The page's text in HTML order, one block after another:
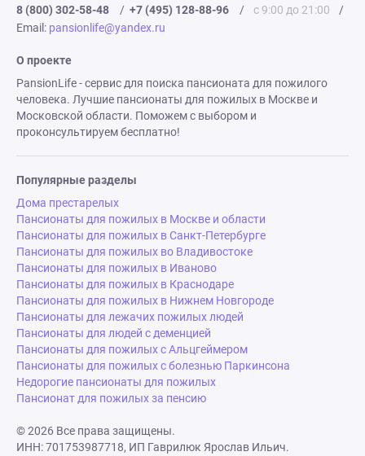
8 (800) 302-58-48
/ +7 (495) 128-88-96 / с 9:00 до 21:00
/
Email: pansionlife@yandex.ru
О проекте
PansionLife - сервис для поиска пансионата для пожилого
человека. Лучшие пансионаты для пожилых в Москве и
Московской области. Поможем с выбором и
проконсультируем бесплатно!
Популярные разделы
Дома престарелых
Пансионаты для пожилых в Москве и области
Пансионаты для пожилых в Санкт-Петербурге
Пансионаты для пожилых во Владивостоке
Пансионаты для пожилых в Иваново
Пансионаты для пожилых в Краснодаре
Пансионаты для пожилых в Нижнем Новгороде
Пансионаты для лежачих пожилых людей
Пансионаты для людей с деменцией
Пансионаты для пожилых с Альцгеймером
Пансионаты для пожилых с болезнью Паркинсона
Недорогие пансионаты для пожилых
Пансионат для пожилых за пенсию
© 2026 Все права защищены.
ИНН: 701753987718, ИП Гаврилюк Ярослав Ильич.